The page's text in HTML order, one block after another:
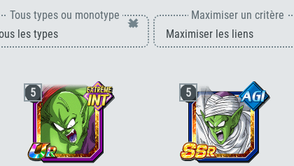
Tous types ou monotype × Maximiser un critère
5 5